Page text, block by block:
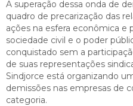
A superação dessa onda de
quadro de precarização das
ações na esfera econômica e
sociedade civil e o poder
conquistado sem a
de suas representações
Sindjorce está organizando
demissões nas empresas de
categoria.